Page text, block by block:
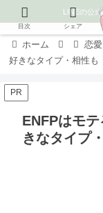
ホーム 恋愛
好きなタイプ・相性も
PR
ENFPはモ
きなタイプ
目次 シェア